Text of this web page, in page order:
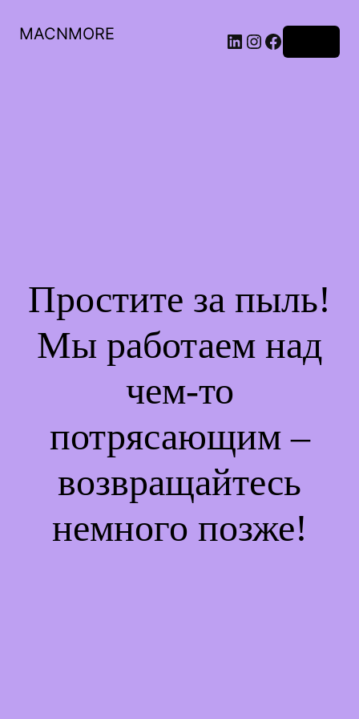
MACNMORE
Простите за пыль!
Мы работаем над
чем-то
потрясающим –
возвращайтесь
немного позже!